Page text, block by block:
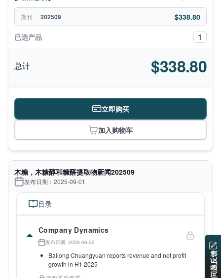
木糖，木糖醇和糠醛提取物新闻202509
发布日期：2025-09-01
目录
Company Dynamics
发布日期: 2026-06-22
Bailong Chuangyuan reports revenue and net profit
growth in H1 2025
期刊 202509 $338.80
已选产品 1
总计 $338.80
立即购买
加入购物车
问题反馈